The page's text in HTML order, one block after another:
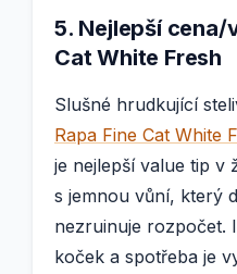
5. Nejlepší cena/
Cat White Fresh
Slušné hrudkující
Rapa Fine Cat White
je nejlepší value tip
s jemnou vůní, který
nezruinuje rozpočet.
koček a spotřeba je